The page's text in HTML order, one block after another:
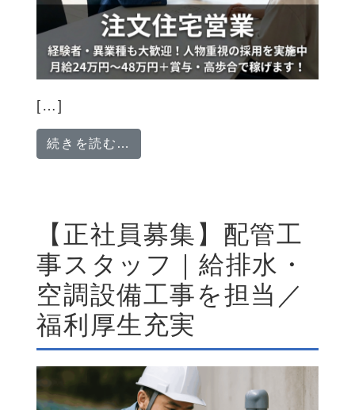
[…]
続きを読む…
【正社員募集】配管工
事スタッフ｜給排水・
空調設備工事を担当／
福利厚生充実